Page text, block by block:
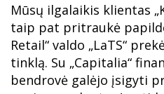
Mūsų ilgalaikis klientas
taip pat pritraukė
Retail“ valdo „LaTS“
tinklą. Su „Capitalia“
bendrovė galėjo įsigyti